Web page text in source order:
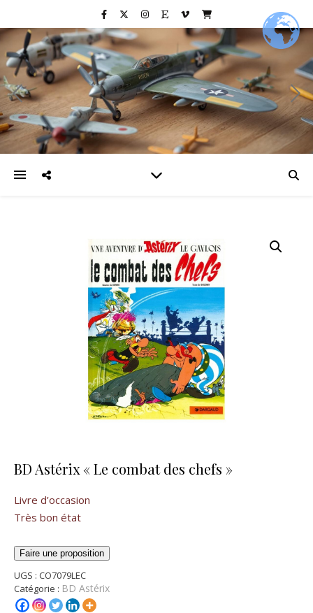
BD Astérix « Le combat des chefs »
Livre d’occasion
Très bon état
Faire une proposition
UGS : CO7079LEC
Catégorie : BD Astérix